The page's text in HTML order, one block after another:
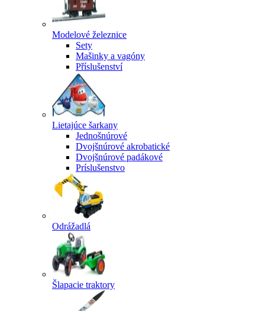
Modelové železnice
Sety
Mašinky a vagóny
Příslušenství
Lietajúce šarkany
Jednošnúrové
Dvojšnúrové akrobatické
Dvojšnúrové padákové
Príslušenstvo
Odrážadlá
Šlapacie traktory